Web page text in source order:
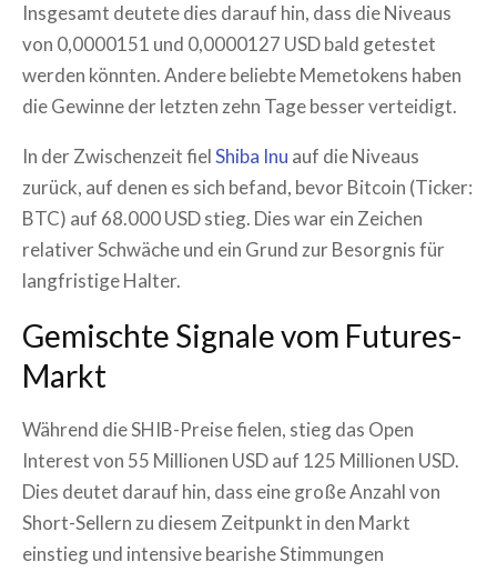
Insgesamt deutete dies darauf hin, dass die Niveaus
von 0,0000151 und 0,0000127 USD bald getestet
werden könnten. Andere beliebte Memetokens haben
die Gewinne der letzten zehn Tage besser verteidigt.
In der Zwischenzeit fielShiba Inu auf die Niveaus
zurück, auf denen es sich befand, bevor Bitcoin (Ticker:
BTC) auf 68.000 USD stieg. Dies war ein Zeichen
relativer Schwäche und ein Grund zur Besorgnis für
langfristige Halter.
Gemischte Signale vom Futures-
Markt
Während die SHIB-Preise fielen, stieg das Open
Interest von 55 Millionen USD auf 125 Millionen USD.
Dies deutet darauf hin, dass eine große Anzahl von
Short-Sellern zu diesem Zeitpunkt in den Markt
einstieg und intensive bearishe Stimmungen